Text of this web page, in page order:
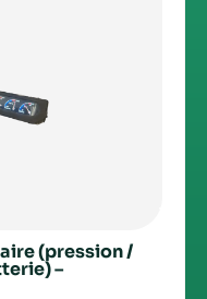
(pression /
–